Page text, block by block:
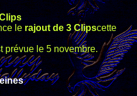
lerajout de 3 Clipscette
prévue le 5 novembre.